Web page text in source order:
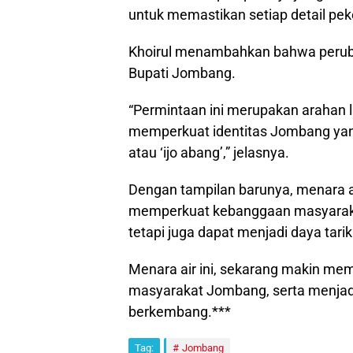
untuk memastikan setiap detail
Khoirul menambahkan bahwa
Bupati Jombang.
“Permintaan ini merupakan
memperkuat identitas Jombang
atau ‘ijo abang’,” jelasnya.
Dengan tampilan barunya, menara
memperkuat kebanggaan
tetapi juga dapat menjadi daya
Menara air ini, sekarang makin
masyarakat Jombang, serta
berkembang.***
Tag: Jombang